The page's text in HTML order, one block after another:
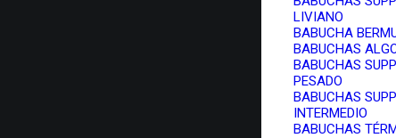
LIVIANO
BABUCHA
BABUCHAS
BABUCHAS
PESADO
BABUCHAS
INTERMEDIO
BABUCHAS